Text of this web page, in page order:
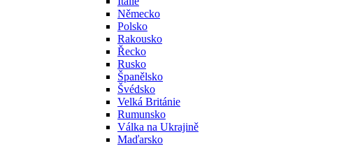
Německo
Polsko
Rakousko
Řecko
Rusko
Španělsko
Švédsko
Velká Británie
Rumunsko
Válka na Ukrajině
Maďarsko